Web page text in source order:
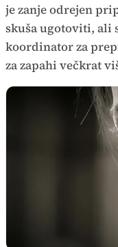
je zanje odrejen
skuša ugotoviti, ali
koordinator za
za zapahi večkrat